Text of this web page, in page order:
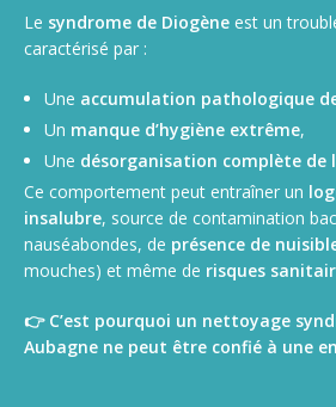
Le syndrome de Diogène est un
caractérisé par :
Une accumulation pathologique
Un manque d’hygiène extrême,
Une désorganisation complète de
Ce comportement peut entraîner un
insalubre, source de contamination
nauséabondes, de présence de
mouches) et même de risques
👉 C’est pourquoi un nettoyage
Aubagne ne peut être confié à une